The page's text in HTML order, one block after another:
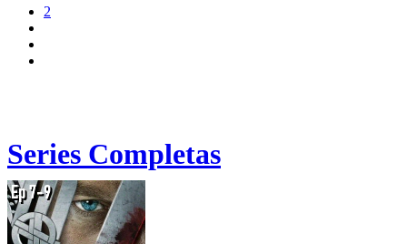
2
Series Completas